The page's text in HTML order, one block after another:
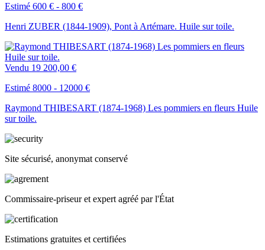
Estimé 600 € - 800 €
Henri ZUBER (1844-1909), Pont à Artémare. Huile sur toile.
Vendu 19 200,00 €
Estimé 8000 - 12000 €
Raymond THIBESART (1874-1968) Les pommiers en fleurs Huile
sur toile.
Site sécurisé, anonymat conservé
Commissaire-priseur et expert agréé par l'État
Estimations gratuites et certifiées